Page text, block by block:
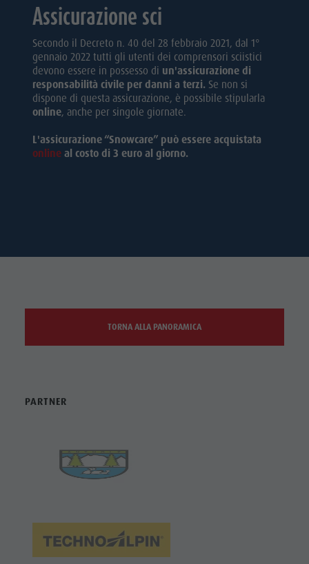
Assicurazione sci
Secondo il Decreto n. 40 del 28 febbraio 2021, dal 1°
gennaio 2022 tutti gli utenti dei comprensori sciistici
devono essere in possesso di un'assicurazione di
responsabilità civile per danni a terzi. Se non si
dispone di questa assicurazione, è possibile stipularla
online, anche per singole giornate.
L'assicurazione “Snowcare” può essere acquistata
online al costo di 3 euro al giorno.
TORNA ALLA PANORAMICA
PARTNER